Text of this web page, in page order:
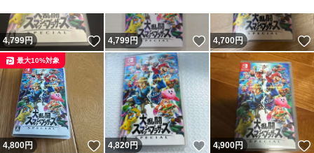
4,799円 いいね！
4,799円 いいね！
4,700円
4,800円 いいね！
最大10%対象
4,820円 いいね！
4,900円